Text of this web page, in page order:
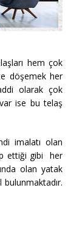
hem çok
döşemek her
olarak çok
ise bu telaş
imalatı olan
ettiği gibi her
olan yatak